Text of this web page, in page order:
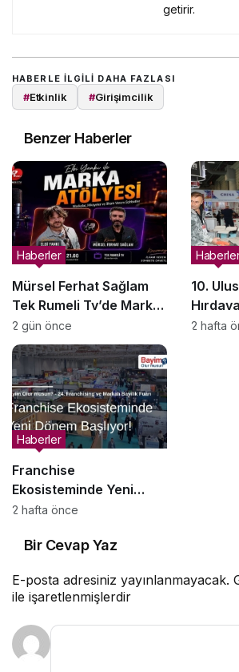
getirir.
HABERLE ILGILI DAHA FAZLASI
#Etkinlik #Girişimcilik
Benzer Haberler
Mürsel Ferhat Sağlam
Tek Rumeli Tv’de Marka
Atölyesi Programına
Konuk Oldu
Haberler
2 gün önce
10.
2 hafta
Franchise
Ekosisteminde Yeni
Dönem Başlıyor: Bayim
İçin Geri Sayım!
Haberler
2 hafta önce
Bir Cevap Yaz
E-posta adresiniz yayınlanmayacak.
ile işaretlenmişlerdir